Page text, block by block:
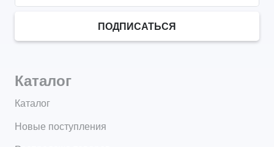
ПОДПИСАТЬСЯ
Каталог
Каталог
Новые поступления